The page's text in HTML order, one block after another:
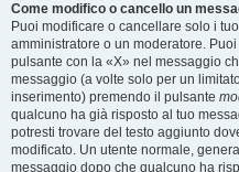
Come modifico o cancello un
Puoi modificare o cancellare solo i
amministratore o un moderatore.
pulsante con la «X» nel messaggio
messaggio (a volte solo per un
inserimento) premendo il pulsante
qualcuno ha già risposto al tuo
potresti trovare del testo aggiunto
modificato. Un utente normale,
messaggio dopo che qualcuno ha